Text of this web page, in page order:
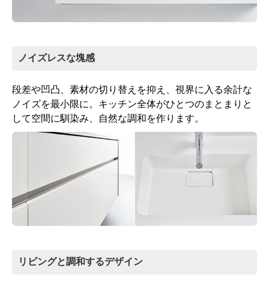
ノイズレスな塊感
段差や凹凸、素材の切り替えを抑え、視界に入る余計な
ノイズを最小限に。キッチン全体がひとつのまとまりと
して空間に馴染み、自然な調和を作ります。
リビングと調和するデザイン